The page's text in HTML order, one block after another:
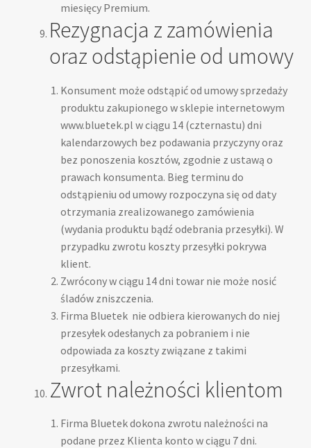
miesięcy Premium.
Rezygnacja z zamówienia
oraz odstąpienie od umowy
Konsument może odstąpić od umowy sprzedaży
produktu zakupionego w sklepie internetowym
www.bluetek.pl w ciągu 14 (czternastu) dni
kalendarzowych bez podawania przyczyny oraz
bez ponoszenia kosztów, zgodnie z ustawą o
prawach konsumenta. Bieg terminu do
odstąpieniu od umowy rozpoczyna się od daty
otrzymania zrealizowanego zamówienia
(wydania produktu bądź odebrania przesyłki). W
przypadku zwrotu koszty przesyłki pokrywa
klient.
Zwrócony w ciągu 14 dni towar nie może nosić
śladów zniszczenia.
Firma Bluetek nie odbiera kierowanych do niej
przesyłek odesłanych za pobraniem i nie
odpowiada za koszty związane z takimi
przesyłkami.
Zwrot należności klientom
Firma Bluetek dokona zwrotu należności na
podane przez Klienta konto w ciągu 7 dni.